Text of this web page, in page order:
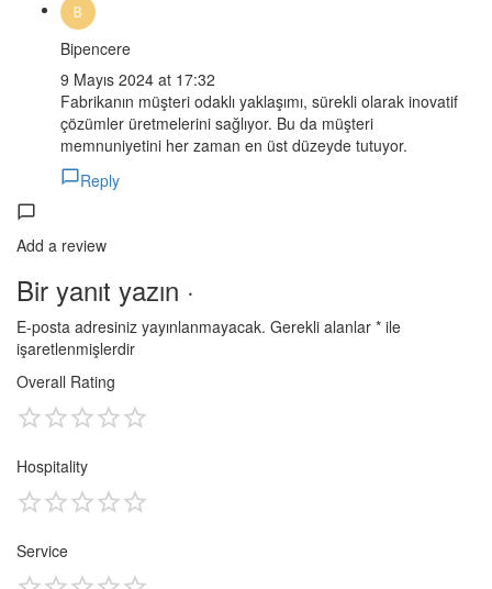
Bipencere
9 Mayıs 2024 at 17:32
Fabrikanın müşteri odaklı yaklaşımı, sürekli olarak inovatif
çözümler üretmelerini sağlıyor. Bu da müşteri
memnuniyetini her zaman en üst düzeyde tutuyor.
Reply
Add a review
Bir yanıt yazın ·
E-posta adresiniz yayınlanmayacak. Gerekli alanlar * ile
işaretlenmişlerdir
Overall Rating
Hospitality
Service